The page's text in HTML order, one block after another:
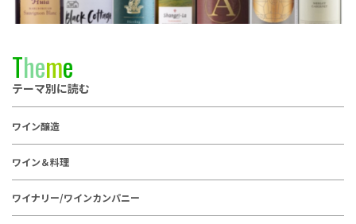
Theme
テーマ別に読む
ワイン醸造
ワイン＆料理
ワイナリー/ワインカンパニー